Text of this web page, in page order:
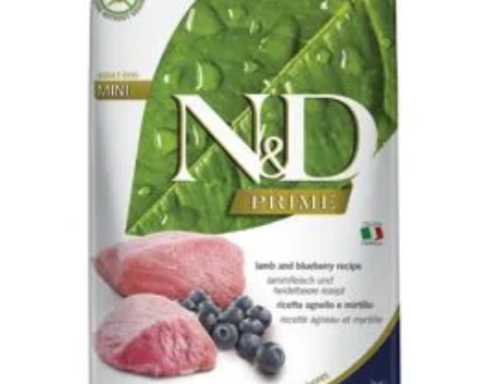
Klinika Veterix
(Po–Pá, 9–19h; So–Ne, 9–14h)
info@veterix.cz
E-shop Veterix
777 319 517 (Po–Pá, 8–15h)
eshop@veterix.cz